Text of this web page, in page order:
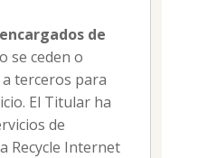
de
se ceden o
terceros para
El Titular ha
de
Recycle Internet